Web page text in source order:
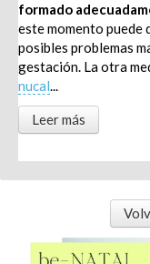
formado
este momento puede
posibles problemas
gestación. La otra
nucal...
Leer más